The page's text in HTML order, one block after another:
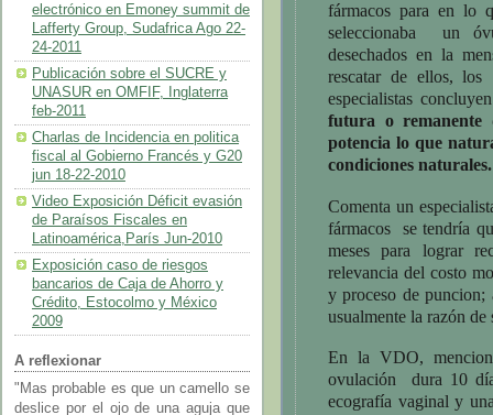
electrónico en Emoney summit de
Lafferty Group, Sudafrica Ago 22-
24-2011
Publicación sobre el SUCRE y
UNASUR en OMFIF, Inglaterra
feb-2011
Charlas de Incidencia en politica
fiscal al Gobierno Francés y G20
jun 18-22-2010
Video Exposición Déficit evasión
de Paraísos Fiscales en
Latinoamérica,París Jun-2010
Exposición caso de riesgos
bancarios de Caja de Ahorro y
Crédito, Estocolmo y México
2009
A reflexionar
"Mas probable es que un camello se
deslice por el ojo de una aguja que
fármacos para en lo
seleccionaba un
desechados en la
rescatar de ellos, los
especialistas
futura o remanente
potencia lo que
condiciones naturales.
Comenta un
fármacos se tendría
meses para lograr
relevancia del costo
y proceso de
usualmente la razón
En la VDO,
ovulación dura 10
ecografía vaginal y